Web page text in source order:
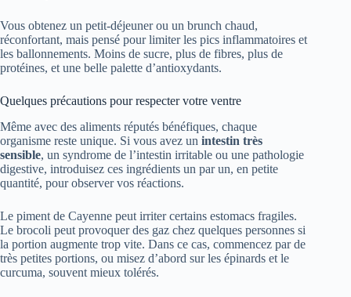
Vous obtenez un petit-déjeuner ou un brunch chaud,
réconfortant, mais pensé pour limiter les pics inflammatoires et
les ballonnements. Moins de sucre, plus de fibres, plus de
protéines, et une belle palette d’antioxydants.
Quelques précautions pour respecter votre ventre
Même avec des aliments réputés bénéfiques, chaque
organisme reste unique. Si vous avez un intestin très
sensible, un syndrome de l’intestin irritable ou une pathologie
digestive, introduisez ces ingrédients un par un, en petite
quantité, pour observer vos réactions.
Le piment de Cayenne peut irriter certains estomacs fragiles.
Le brocoli peut provoquer des gaz chez quelques personnes si
la portion augmente trop vite. Dans ce cas, commencez par de
très petites portions, ou misez d’abord sur les épinards et le
curcuma, souvent mieux tolérés.